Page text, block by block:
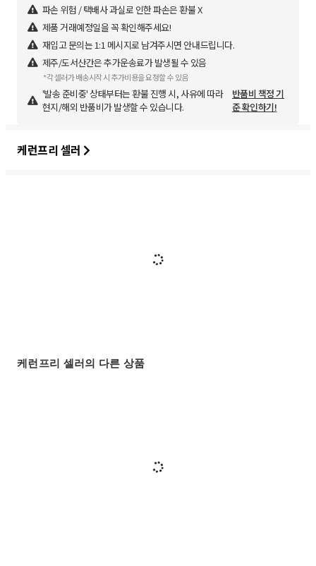
파손 위험 / 택배사 과실로 인한 파손은 환불 X
제품 거래예정일을 꼭 확인해주세요!
재입고 문의는 1:1 메시지로 남겨주시면 안내드립니다.
제주/도서산간은 추가운송료가 발생될 수 있음
*각 셀러가 배송시작 시 추가비용을 요청할 수 있음
'발송 준비중' 상태부터는 환불 진행 시, 사유에 따라
현지/해외 반품비가 발생할 수 있습니다.
반품비 책정 기
준 확인하기!
케런프리 셀러
케런프리 셀러의 다른 상품